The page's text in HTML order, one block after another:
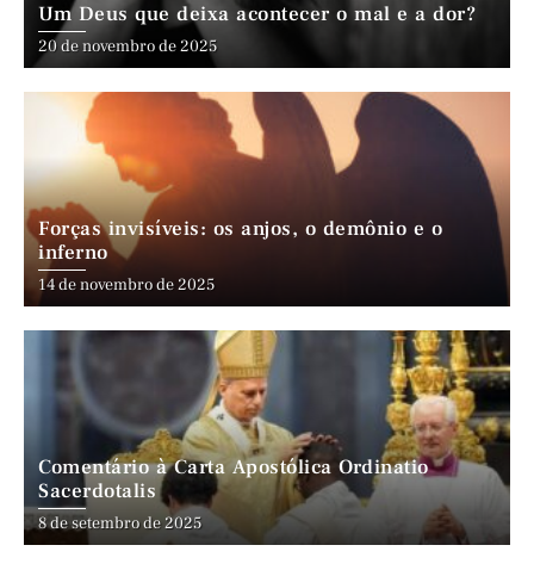
Um Deus que deixa acontecer o mal e a dor?
20 de novembro de 2025
Forças invisíveis: os anjos, o demônio e o
inferno
14 de novembro de 2025
Comentário à Carta Apostólica Ordinatio
Sacerdotalis
8 de setembro de 2025